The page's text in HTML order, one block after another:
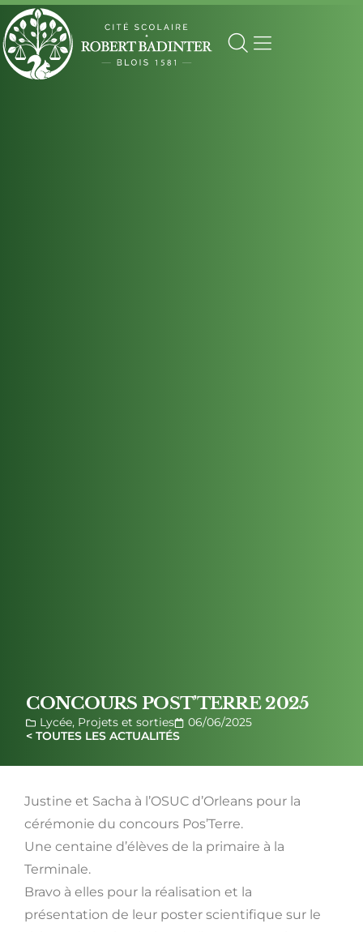
CONCOURS POST’TERRE 2025
Lycée, Projets et sorties
06/06/2025
< TOUTES LES ACTUALITÉS
Justine et Sacha à l’OSUC d’Orleans pour la
cérémonie du concours Pos’Terre.
Une centaine d’élèves de la primaire à la
Terminale.
Bravo à elles pour la réalisation et la
présentation de leur poster scientifique sur le